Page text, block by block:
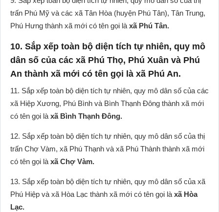
trấn Phú Mỹ và các xã Tân Hòa (huyện Phú Tân), Tân Trung,
Phú Hưng thành xã mới có tên gọi là xã Phú Tân.
10. Sắp xếp toàn bộ diện tích tự nhiên, quy mô
dân số của các xã Phú Thọ, Phú Xuân và Phú
An thành xã mới có tên gọi là xã Phú An.
11. Sắp xếp toàn bộ diện tích tự nhiên, quy mô dân số của các
xã Hiệp Xương, Phú Bình và Bình Thạnh Đông thành xã mới
có tên gọi là xã Bình Thạnh Đông.
12. Sắp xếp toàn bộ diện tích tự nhiên, quy mô dân số của thị
trấn Chợ Vàm, xã Phú Thạnh và xã Phú Thành thành xã mới
có tên gọi là xã Chợ Vàm.
13. Sắp xếp toàn bộ diện tích tự nhiên, quy mô dân số của xã
Phú Hiệp và xã Hòa Lạc thành xã mới có tên gọi là xã Hòa
Lạc.